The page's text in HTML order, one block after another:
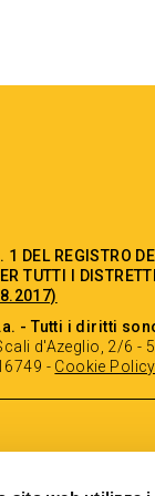
DEL REGISTRO
TUTTI I
- Tutti i diritti
d'Azeglio, 2/6 -
- Cookie Policy